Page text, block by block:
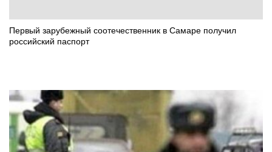
Первый зарубежный соотечественник в Самаре получил
российский паспорт